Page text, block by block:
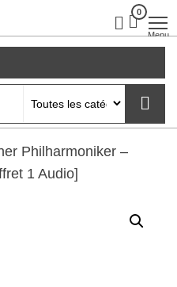
0
Menu
Philharmoniker –
1 Audio]